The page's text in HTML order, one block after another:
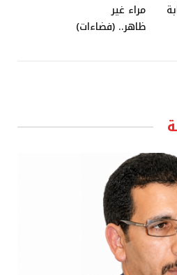
مراء غير
ظاهر.. (فضاءات)